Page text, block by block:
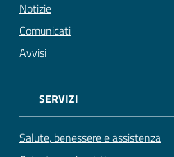
Notizie
Comunicati
Avvisi
SERVIZI
Salute, benessere e assistenza